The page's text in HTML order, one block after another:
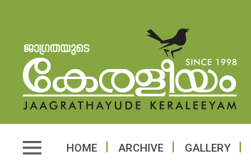
HOME ARCHIVE GALLERY